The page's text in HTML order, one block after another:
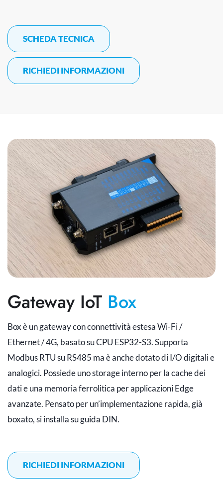
SCHEDA TECNICA
RICHIEDI INFORMAZIONI
Gateway IoT Box
Box è un gateway con connettività estesa Wi-Fi /
Ethernet / 4G, basato su CPU ESP32-S3.Supporta
Modbus RTU su RS485 ma è anche dotato di I/O digitali e
analogici. Possiede uno storage interno per la cache dei
dati e una memoria ferrolitica per applicazioni Edge
avanzate. Pensato per un’implementazione rapida, già
boxato, si installa su guida DIN.
RICHIEDI INFORMAZIONI